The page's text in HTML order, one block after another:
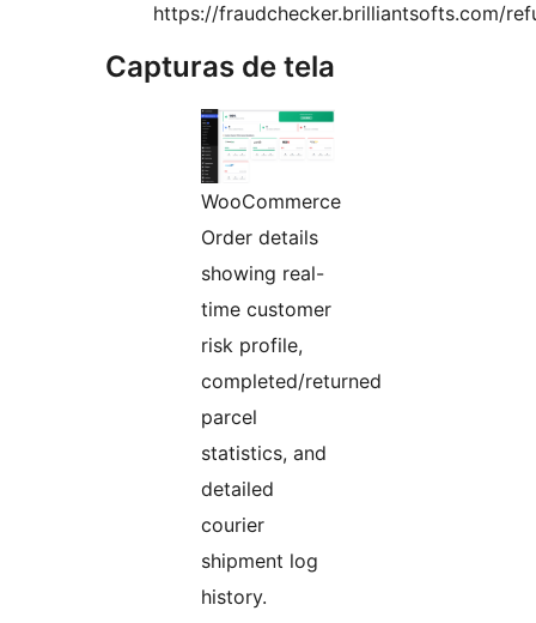
https://fraudchecker.brilliantsofts.com/
Capturas de tela
WooCommerce
Order details
showing real-
time customer
risk profile,
completed/returned
parcel
statistics, and
detailed
courier
shipment log
history.